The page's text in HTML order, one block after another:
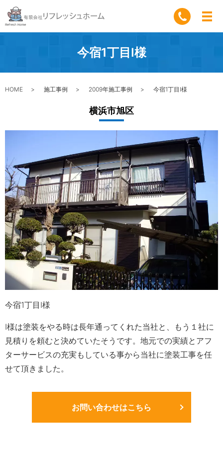
今宿1丁目I様
HOME 施工事例 2009年施工事例 今宿1丁目I様
横浜市旭区
今宿1丁目I様
I様は塗装をやる時は長年通ってくれた当社と、もう１社に
見積りを頼むと決めていたそうです。地元での実績とアフ
ターサービスの充実もしている事から当社に塗装工事を任
せて頂きました。
お問い合わせはこちら